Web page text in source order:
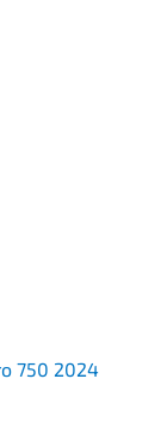
750 2024